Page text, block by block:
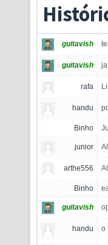
guitavish
guitavish
rafa
handu
Binho
junior
arthe556
Binho
guitavish
handu o